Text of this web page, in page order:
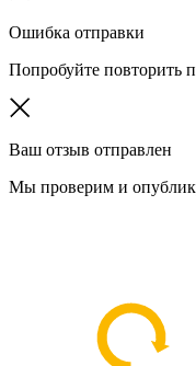
Ошибка отправки
Попробуйте повторить
Ваш отзыв отправлен
Мы проверим и